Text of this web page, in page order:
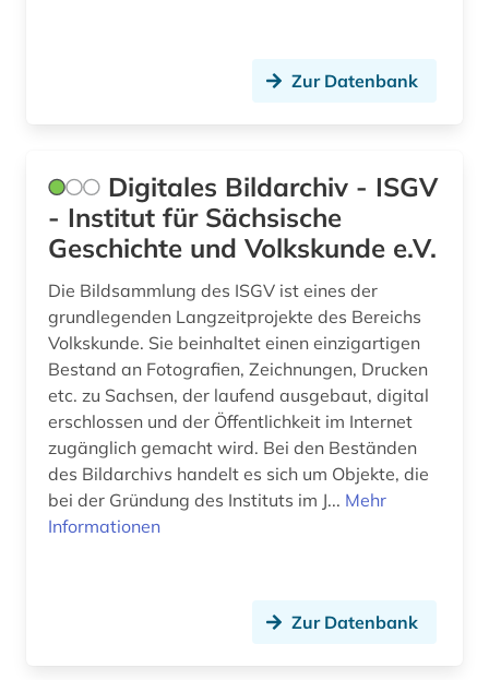
Zur Datenbank
Digitales Bildarchiv - ISGV
- Institut für Sächsische
Geschichte und Volkskunde e.V.
Die Bildsammlung des ISGV ist eines der
grundlegenden Langzeitprojekte des Bereichs
Volkskunde. Sie beinhaltet einen einzigartigen
Bestand an Fotografien, Zeichnungen, Drucken
etc. zu Sachsen, der laufend ausgebaut, digital
erschlossen und der Öffentlichkeit im Internet
zugänglich gemacht wird. Bei den Beständen
des Bildarchivs handelt es sich um Objekte, die
bei der Gründung des Instituts im J... Mehr
Informationen
Zur Datenbank